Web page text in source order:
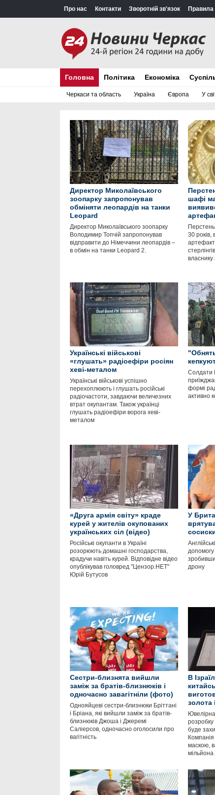
Про нас Контакти Зворотній зв'язок Правила
Головна
Черкаси та область Україна Європа У
Політика Економіка
Директор Миколаївського
зоопарку запропонував
обміняти леопардів на танки
Leopard
Директор Миколаївського зоопарку
Володимир Топчій запропонував
відправити до Німеччини леопардів –
в обмін на танки Leopard 2.
шафі
30 років,
власнику
Українські військові
«глушать» радіоефіри росіян
хеві-металом
Українські військові успішно
перехоплюють і глушать російські
радіочастоти, завдаючи величезних
втрат окупантам. Також українці
глушать радіоефіри ворога хеві-
металом
Солдати
формі
активно
«Друга армія світу» краде
курей у жителів окупованих
українських сіл (відео)
Російські окупанти в Україні
розорюють домашні господарства,
крадучи навіть курей. Відповідне відео
опублікував головред "Цензор.НЕТ"
Юрій Бутусов
У
допомогу
дрону
Сестри-близнята вийшли
заміж за братів-близнюків і
одночасно завагітніли (фото)
Однояйцеві сестри-близнюки Бріттані
і Бріана, які вийшли заміж за братів-
близнюків Джоша і Джеремі
Саліерсов, одночасно оголосили про
вагітність
В
золота
буде
маскою,
мільйона